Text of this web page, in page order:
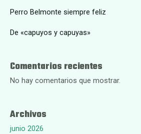
Perro Belmonte siempre feliz
De «capuyos y capuyas»
Comentarios recientes
No hay comentarios que mostrar.
Archivos
junio 2026